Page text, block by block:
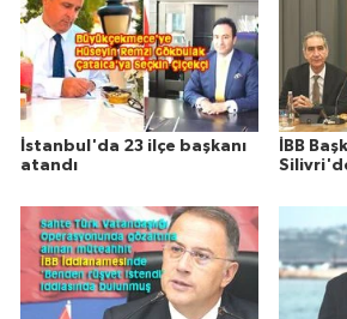
İstanbul'da 23 ilçe başkanı
atandı
İBB